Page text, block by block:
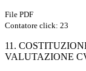
File PDF
Contatore click: 23
11.
VALUTAZIONE